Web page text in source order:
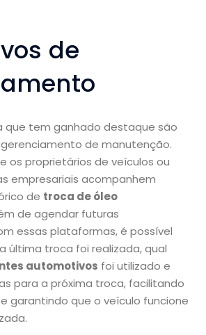
de
que tem ganhado destaque são
de manutenção.
os proprietários de veículos ou
empresariais acompanhem
de troca de óleo
de agendar futuras
essas plataformas, é possível
última troca foi realizada, qual
automotivos foi utilizado e
para a próxima troca, facilitando
garantindo que o veículo funcione